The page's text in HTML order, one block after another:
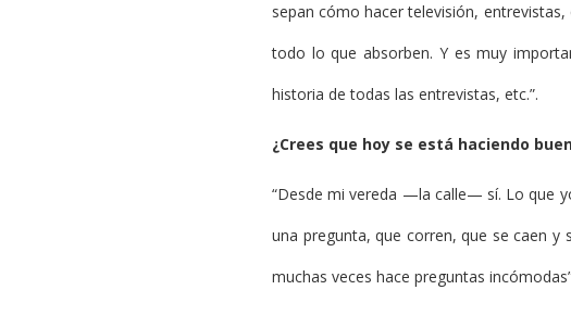
sepan cómo hacer televisión,
todo lo que absorben. Y es muy
historia de todas las entrevistas, etc.”.
¿Crees que hoy se está haciendo
“Desde mi vereda —la calle— sí. Lo que
una pregunta, que corren, que se caen
muchas veces hace preguntas